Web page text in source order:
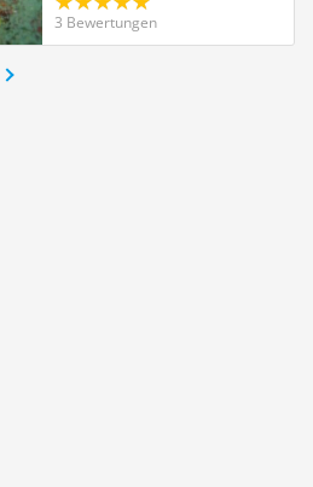
3 Bewertungen